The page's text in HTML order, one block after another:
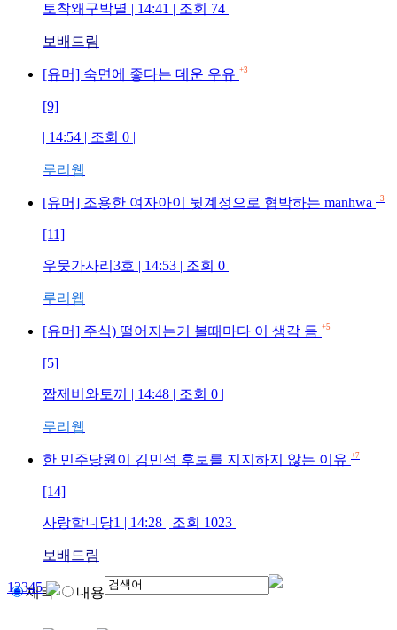
토착왜구박멸 | 14:41 | 조회 74 |
보배드림
[유머] 숙면에 좋다는 데운 우유 +3
[9]
| 14:54 | 조회 0 |
루리웹
[유머] 조용한 여자아이 뒷계정으로 협박하는 manhwa +3
[11]
우뭇가사리3호 | 14:53 | 조회 0 |
루리웹
[유머] 주식) 떨어지는거 볼때마다 이 생각 듬 +5
[5]
짭제비와토끼 | 14:48 | 조회 0 |
루리웹
한 민주당원이 김민석 후보를 지지하지 않는 이유 +7
[14]
사랑합니당1 | 14:28 | 조회 1023 |
보배드림
12345
제목 내용